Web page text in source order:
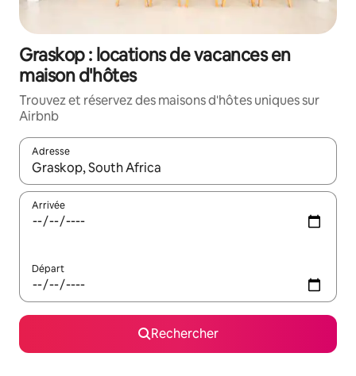
Graskop : locations de vacances en
maison d'hôtes
Trouvez et réservez des maisons d'hôtes uniques sur
Airbnb
Adresse
Lorsque les résultats s'affichent, utilisez les flèches vers le
Arrivée
Départ
Rechercher